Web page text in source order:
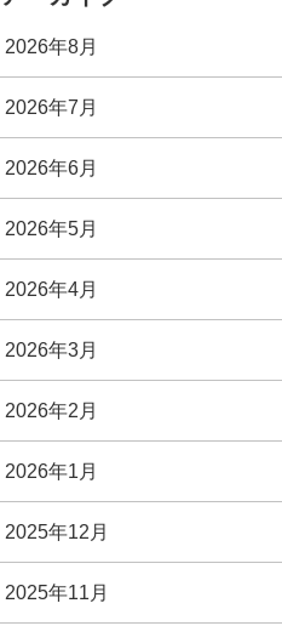
2026年8月
2026年7月
2026年6月
2026年5月
2026年4月
2026年3月
2026年2月
2026年1月
2025年12月
2025年11月